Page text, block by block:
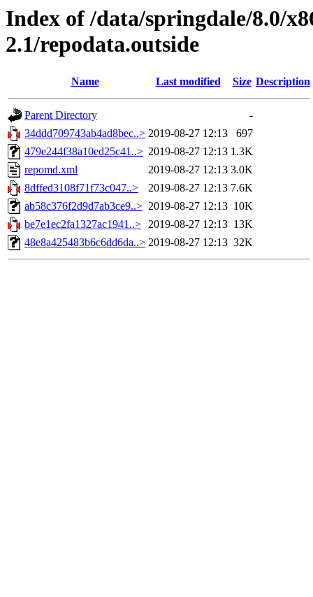
Index of /data/springdale/8.0/
2.1/repodata.outside
Name Last modified Size Description
Parent Directory
-
34ddd709743ab4ad8bec..> 2019-08-27 12:13
697
479e244f38a10ed25c41..> 2019-08-27 12:13 1.3K
repomd.xml
2019-08-27 12:13 3.0K
8dffed3108f71f73c047..>
2019-08-27 12:13 7.6K
ab58c376f2d9d7ab3ce9..> 2019-08-27 12:13 10K
be7e1ec2fa1327ac1941..> 2019-08-27 12:13 13K
48e8a425483b6c6dd6da..> 2019-08-27 12:13 32K